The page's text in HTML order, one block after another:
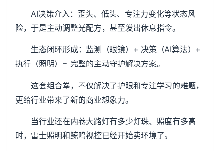
AI决策介入：歪头、低头、专注力变化等状态风
险，于是主动调整光配方，甚至发出休息指令。
生态闭环形成：监测（眼镜）+ 决策（AI算法）+
执行（照明）= 完整的主动守护解决方案。
这套组合拳，不仅解决了护眼和专注学习的难题，
更给行业带来了新的商业想象力。
当行业还在内卷大路灯有多少灯珠、照度有多高
时，雷士照明和鲸鸣视控已经开始卖环境了。